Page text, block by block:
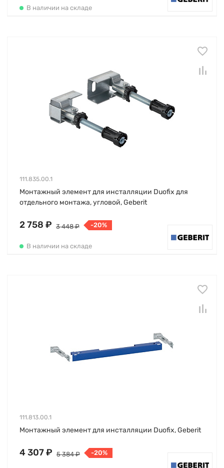
В наличии на складе
111.835.00.1
Монтажный элемент для инсталляции Duofix для
отдельного монтажа, угловой, Geberit
2 758 ₽ 3 448 ₽ -20%
В наличии на складе
111.813.00.1
Монтажный элемент для инсталляции Duofix, Geberit
4 307 ₽ 5 384 ₽ -20%